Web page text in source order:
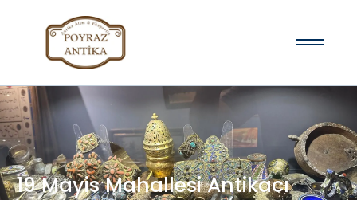
19 Mayis Mahallesi Antikacı